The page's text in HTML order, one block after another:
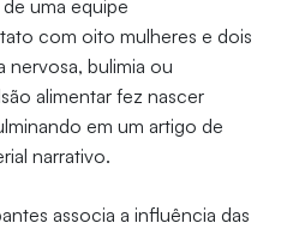
uma equipe
com oito mulheres e dois
nervosa, bulimia ou
alimentar fez nascer
em um artigo de
narrativo.
associa a influência das